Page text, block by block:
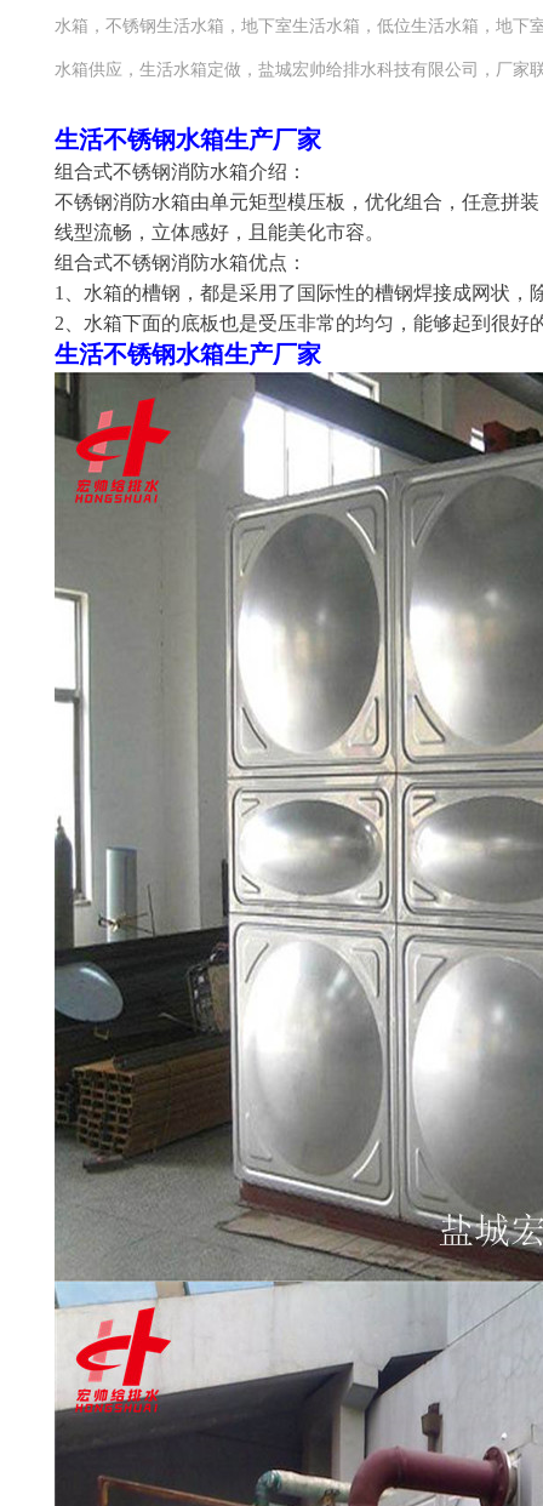
水箱，不锈钢生活水箱，地下室生活水箱，低位生活水箱，地
水箱供应，生活水箱定做，盐城宏帅给排水科技有限公司，厂家
生活不锈钢水箱生产厂家
组合式不锈钢消防水箱介绍：
不锈钢消防水箱由单元矩型模压板，优化组合，任意拼
线型流畅，立体感好，且能美化市容。
组合式不锈钢消防水箱优点：
1、水箱的槽钢，都是采用了国际性的槽钢焊接成网状
2、水箱下面的底板也是受压非常的均匀，能够起到很好
生活不锈钢水箱生产厂家